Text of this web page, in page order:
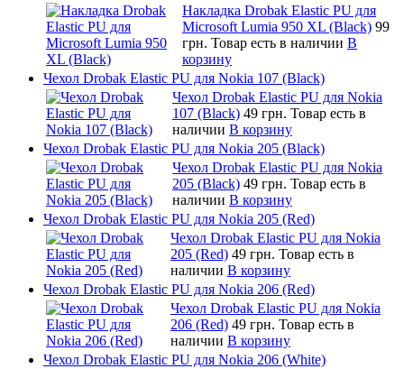
Накладка Drobak Elastic PU для
Microsoft Lumia 950 XL (Black) 99
грн. Товар есть в наличии В
корзину
Чехол Drobak Elastic PU для Nokia 107 (Black)
Чехол Drobak Elastic PU для Nokia
107 (Black) 49 грн. Товар есть в
наличии В корзину
Чехол Drobak Elastic PU для Nokia 205 (Black)
Чехол Drobak Elastic PU для Nokia
205 (Black) 49 грн. Товар есть в
наличии В корзину
Чехол Drobak Elastic PU для Nokia 205 (Red)
Чехол Drobak Elastic PU для Nokia
205 (Red) 49 грн. Товар есть в
наличии В корзину
Чехол Drobak Elastic PU для Nokia 206 (Red)
Чехол Drobak Elastic PU для Nokia
206 (Red) 49 грн. Товар есть в
наличии В корзину
Чехол Drobak Elastic PU для Nokia 206 (White)